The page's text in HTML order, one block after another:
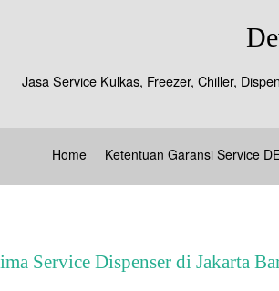
Jasa Service Kulkas, Freezer, Chiller,
Home Ketentuan Garansi Service
Service Dispenser di Jakarta